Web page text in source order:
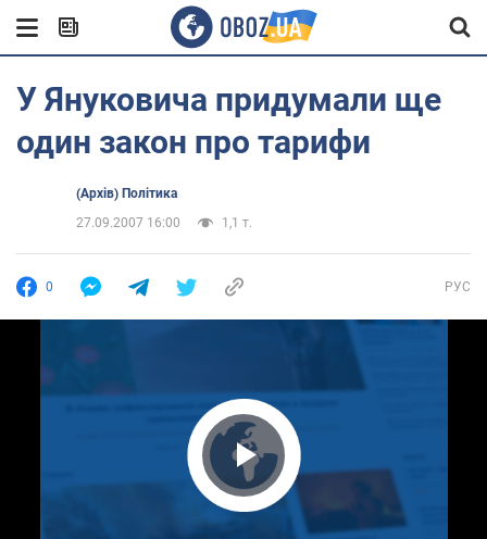
У Януковича придумали ще
один закон про тарифи
(Архів) Політика
27.09.2007 16:00
1,1 т.
0 РУС
Play Video